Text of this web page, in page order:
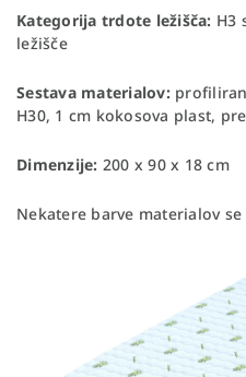
Kategorija trdote ležišča: H3
ležišče
Sestava materialov:
H30, 1 cm kokosova plast,
Dimenzije: 200 x 90 x 18 cm
Nekatere barve materialov